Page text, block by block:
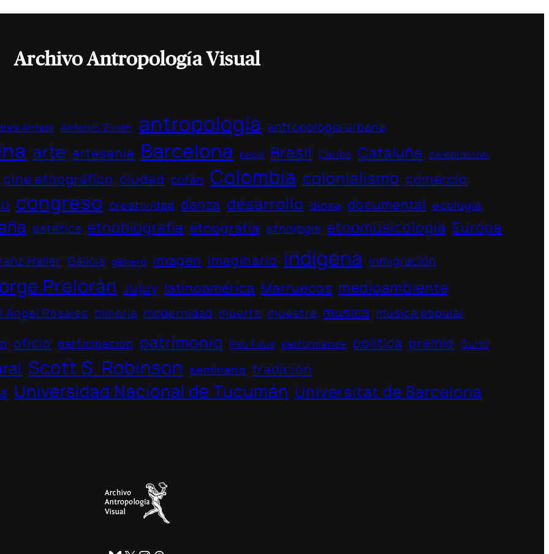
Archivo Antropología Visual
Antebi Antonio Zirión antropología antropología urbana
arte artesania Barcelona beca Brasil Caribe Cataluña celebracion
cine etnográfico ciudad cofán Colombia colonialismo comercio
congreso creatividad danza desarrollo diosa documental ecologia
estética etnobiografía etnografía etnología etnomusicologia Europa
Haller Galicia género imagen imaginario indígena inmigración
Prelorán Jujuy latinoamérica Marruecos medioambiente
Ángel Rosales minería modernidad muerte muestra musica musica popular
oficio participacion patrimonio Pau Faus performance política premio Quito
Scott S. Robinson seminario tradición
Universidad Nacional de Tucumán Universitat de Barcelona